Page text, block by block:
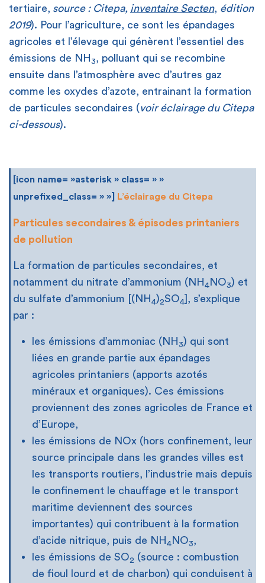
tertiaire, source : Citepa, inventaire Secten, édition
2019). Pour l’agriculture, ce sont les épandages
agricoles et l’élevage qui génèrent l’essentiel des
émissions de NH 3, polluant qui se recombine
ensuite dans l’atmosphère avec d’autres gaz
comme les oxydes d’azote, entrainant la formation
de particules secondaires (voir éclairage du Citepa
ci-dessous).
[icon name= »asterisk » class= » »
unprefixed_class= » »]
L’éclairage du Citepa
Particules secondaires & épisodes printaniers
de pollution
La formation de particules secondaires, et
notamment du nitrate d’ammonium (NH 4 NO3) et
du sulfate d’ammonium [(NH 4)2SO4 ], s’explique
par :
les émissions d’ammoniac (NH 3) qui sont
liées en grande partie aux épandages
agricoles printaniers (apports azotés
minéraux et organiques). Ces émissions
proviennent des zones agricoles de France et
d’Europe,
les émissions de NOx (hors confinement, leur
source principale dans les grandes villes est
les transports routiers, l’industrie mais depuis
le confinement le chauffage et le transport
maritime deviennent des sources
importantes) qui contribuent à la formation
d’acide nitrique, puis de NH 4 NO3,
les émissions de SO2 (source : combustion
de fioul lourd et de charbon) qui conduisent à